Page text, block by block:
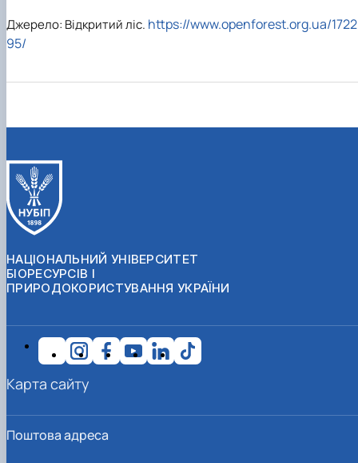
Джерело: Відкритий ліс. https://www.openforest.org.ua/1722
95/
НАЦІОНАЛЬНИЙ УНІВЕРСИТЕТ
БІОРЕСУРСІВ І
ПРИРОДОКОРИСТУВАННЯ УКРАЇНИ
Поштова адреса
Карта сайту